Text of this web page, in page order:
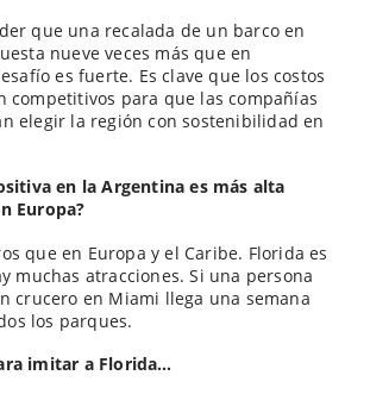
que una recalada de un barco en
nueve veces más que en
es fuerte. Es clave que los costos
competitivos para que las compañías
elegir la región con sostenibilidad en
en la Argentina es más alta
Europa?
que en Europa y el Caribe. Florida es
muchas atracciones. Si una persona
crucero en Miami llega una semana
los parques.
imitar a Florida…